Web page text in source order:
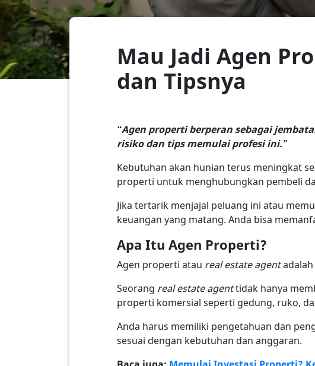
Mau Jadi Agen
dan Tipsnya
“Agen properti berperan sebagai
risiko dan tips memulai profesi ini.”
Kebutuhan akan hunian terus meningkat
properti untuk menghubungkan pembeli
Jika tertarik menjajal peluang ini atau
keuangan yang matang. Anda bisa
Apa Itu Agen Properti?
Agen properti atau real estate agent
Seorang real estate agenttidak hanya
properti komersial seperti gedung, ruko,
Anda harus memiliki pengetahuan dan
sesuai dengan kebutuhan dan anggaran.